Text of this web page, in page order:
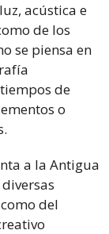
acústica e
de los
se piensa en
de
o
a la Antigua
del